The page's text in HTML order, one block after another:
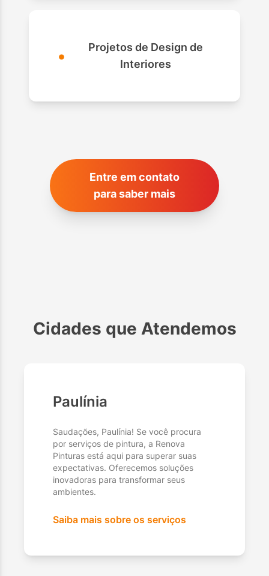
•
Projetos de Design de
Interiores
Entre em contato
para saber mais
Cidades que Atendemos
Paulínia
Saudações, Paulínia! Se você procura
por serviços de pintura, a Renova
Pinturas está aqui para superar suas
expectativas. Oferecemos soluções
inovadoras para transformar seus
ambientes.
Saiba mais sobre os serviços